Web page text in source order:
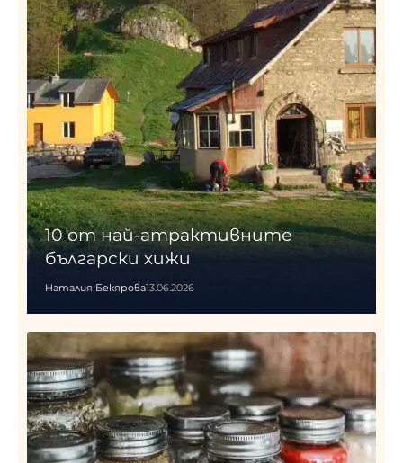
10 от най-атрактивните
български хижи
Наталия Бекярова13.06.2026